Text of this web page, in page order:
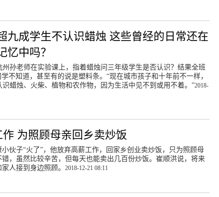
九成学生不认识蜡烛 这些曾经的日常还在
忆中吗？
州孙老师在实验课上，指着蜡烛问三年级学生是否认识？结果全班
学不知道，甚至有的说是塑料条。“现在城市孩子和十年前不一样，
识蜡烛、火柴、植物和农作物，因为生活中见不到或用不着。”2018-
为照顾母亲回乡卖炒饭
伙子“火了”，他放弃高薪工作，回家乡创业卖炒饭，只为照顾母
，虽然比较辛苦，但每天也能卖出几百份炒饭。崔顺洪说，将来
人接到身边照顾。 2018-12-21 08:11